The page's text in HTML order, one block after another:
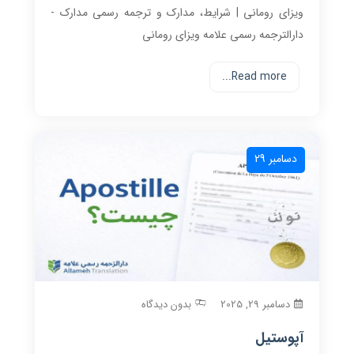
ویزای رومانی | شرایط، مدارک و ترجمه رسمی مدارک -
دارالترجمه رسمی علامه ویزای رومانی
Read more...
دسامبر 29
دسامبر 29, 2025 بدون دیدگاه
آپوستیل